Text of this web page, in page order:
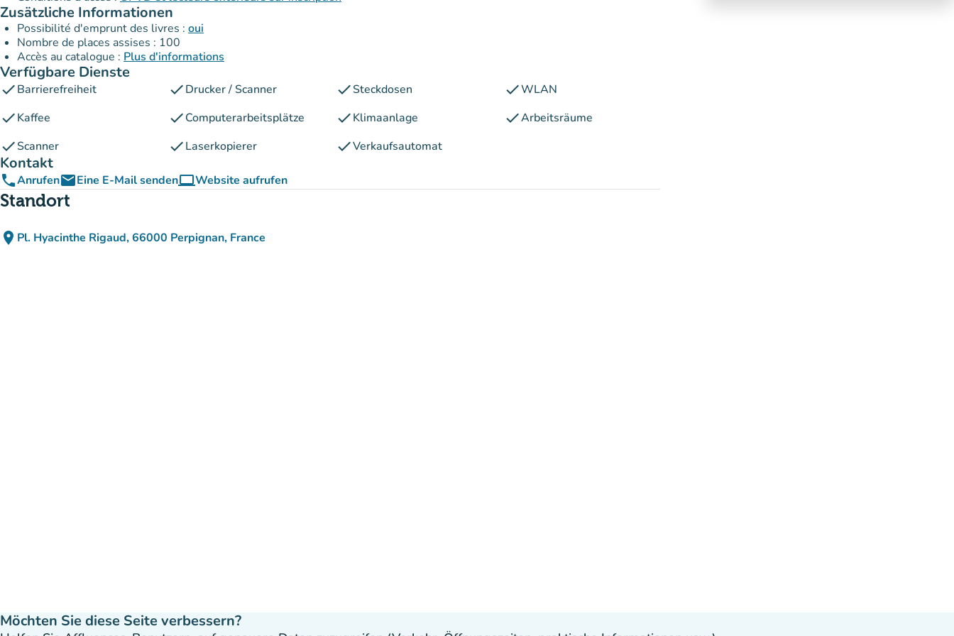
Zusätzliche Informationen
Possibilité d'emprunt des livres : oui
Nombre de places assises : 100
Accès au catalogue : Plus d'informations
Verfügbare Dienste
checkBarrierefreiheit checkDrucker / Scanner checkSteckdosen checkWLAN
checkKaffee checkComputerarbeitsplätze checkKlimaanlage checkArbeitsräume
checkScanner checkLaserkopierer checkVerkaufsautomat
Kontakt
phoneAnrufenemailEine E-Mail sendencomputerWebsite aufrufen
(new tab)
Standort
place Pl. Hyacinthe Rigaud, 66000 Perpignan, France
(in Google Maps öffnen)
(new tab)
Möchten Sie diese Seite verbessern?